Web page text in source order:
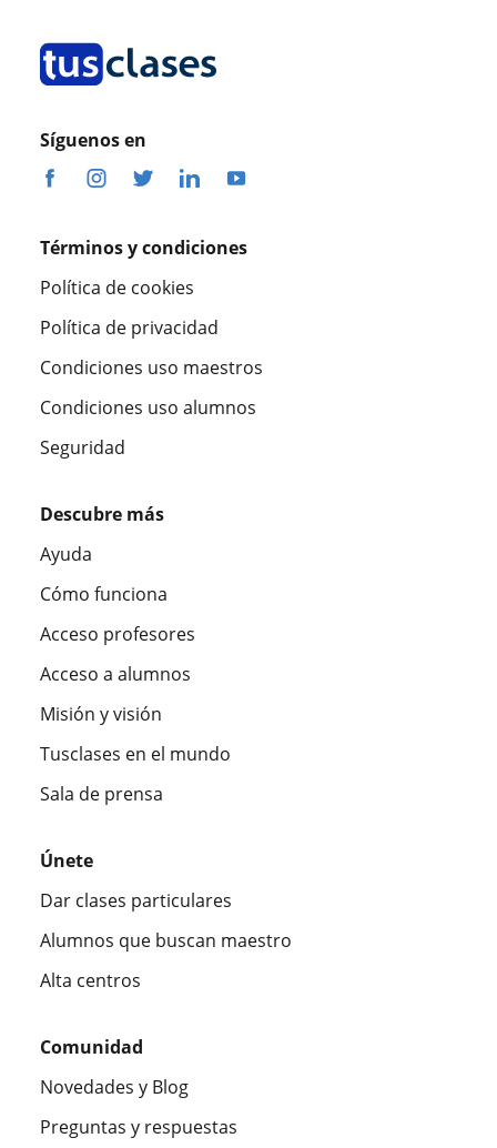
Síguenos en
Términos y condiciones
Política de cookies
Política de privacidad
Condiciones uso maestros
Condiciones uso alumnos
Seguridad
Descubre más
Ayuda
Cómo funciona
Acceso profesores
Acceso a alumnos
Misión y visión
Tusclases en el mundo
Sala de prensa
Únete
Dar clases particulares
Alumnos que buscan maestro
Alta centros
Comunidad
Novedades y Blog
Preguntas y respuestas